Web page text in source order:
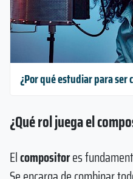
¿Por qué estudiar para ser
¿Qué rol juega el
Elcompositores